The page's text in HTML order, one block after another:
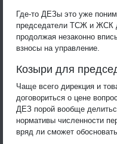
Где-то ДЕЗы это уже
председатели ТСЖ и ЖСК
продолжая незаконно
взносы на управление.
Козыри для
Чаще всего дирекция и
договориться о цене
ДЕЗ порой вообще
нормативы численности
вряд ли сможет